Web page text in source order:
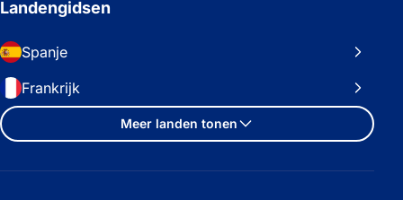
Landengidsen
Spanje
Frankrijk
Meer landen tonen